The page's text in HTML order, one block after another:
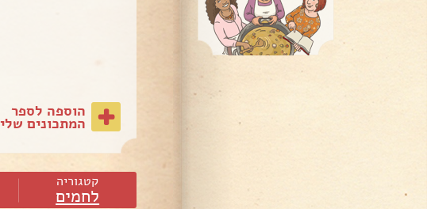
הוספה לספר
המתכונים שלי
קטגוריה
לחמים